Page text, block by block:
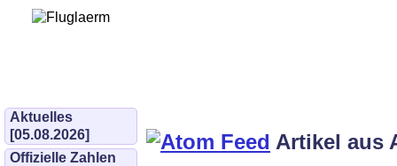
Aktuelles
[05.08.2026]
Offizielle Zahlen
Artikel aus